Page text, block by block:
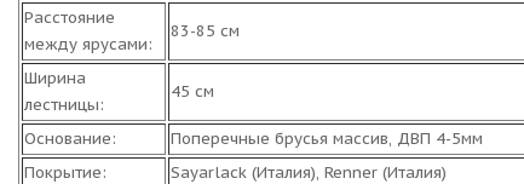
Расстояние
между ярусами:
83-85 см
Ширина
лестницы:
45 см
Основание:
Поперечные брусья массив, ДВП 4-5мм
Покрытие:
Sayarlack (Италия), Renner (Италия)